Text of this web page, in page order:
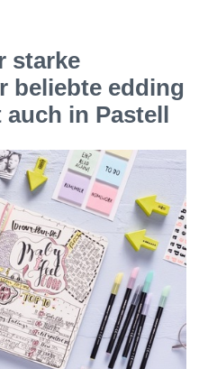
starke
beliebte edding
auch in Pastell